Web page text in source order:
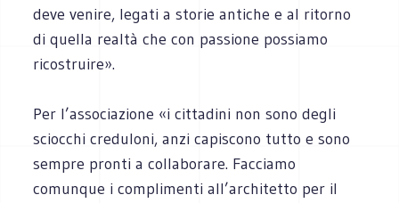
deve venire, legati a storie antiche e al ritorno
di quella realtà che con passione possiamo
ricostruire».
Per l’associazione «i cittadini non sono degli
sciocchi creduloni, anzi capiscono tutto e sono
sempre pronti a collaborare. Facciamo
comunque i complimenti all’architetto per il